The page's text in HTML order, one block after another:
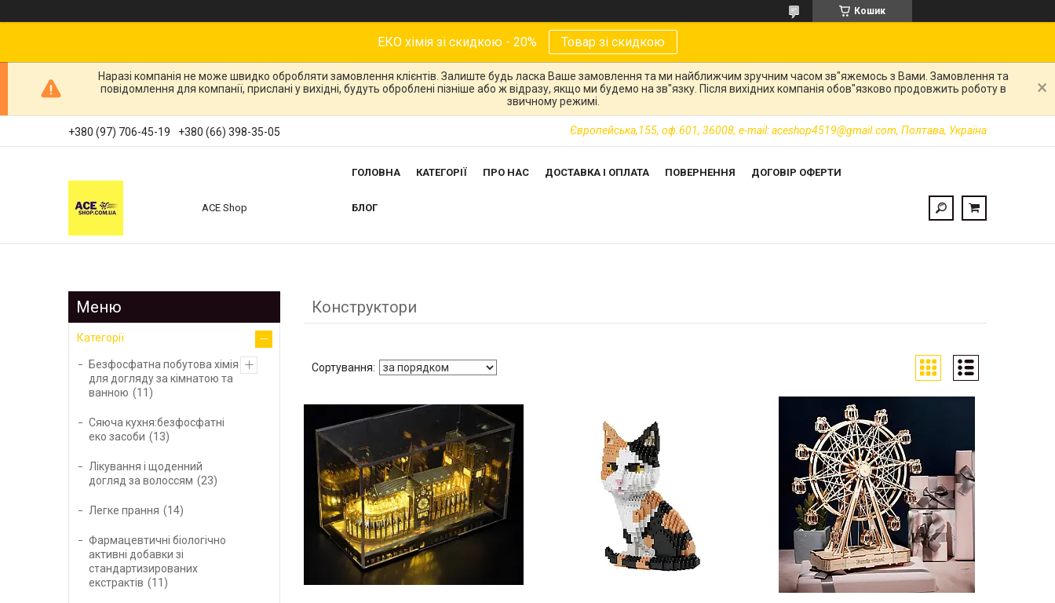
Кошик
ЕКО хімія зі скидкою - 20% Товар зі скидкою
Наразі компанія не може швидко обробляти замовлення клієнтів. Залиште будь ласка Ваше замовлення та ми найближчим зручним часом зв"яжемось з Вами. Замовлення та
повідомлення для компанії, прислані у вихідні, будуть оброблені пізніше або ж відразу, якщо ми будемо на зв"язку. Після вихідних компанія обов"язково продовжить роботу в
звичному режимі.
+380 (97) 706-45-19 +380 (66) 398-35-05 Європейська,155, оф.601, 36008, e-mail: aceshop4519@gmail.com, Полтава, Україна
ACE Shop
ГОЛОВНА КАТЕГОРІЇ ПРО НАС ДОСТАВКА І ОПЛАТА ПОВЕРНЕННЯ ДОГОВІР ОФЕРТИ
БЛОГ
Конструктори
Категорії
Безфосфатна побутова хімія
для догляду за кімнатою та
ванною
11
Сяюча кухня:безфосфатні
еко засоби
13
Лікування і щоденний
догляд за волоссям
23
Легке прання 14
Фармацевтичні біологічно
активні добавки зі
стандартизированих
екстрактів
11